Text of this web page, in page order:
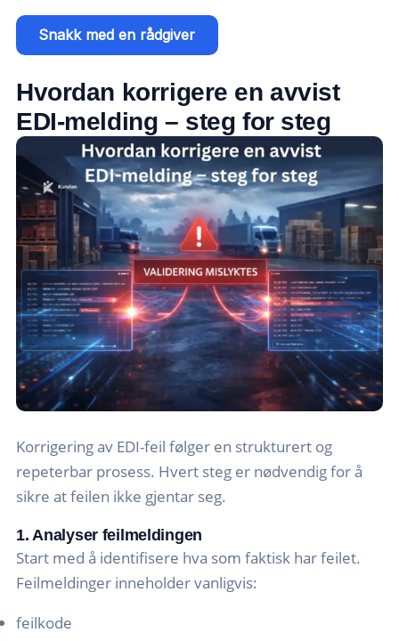
Snakk med en rådgiver
Hvordan korrigere en avvist
EDI-melding – steg for steg
Korrigering av EDI-feil følger en strukturert og
repeterbar prosess. Hvert steg er nødvendig for å
sikre at feilen ikke gjentar seg.
1. Analyser feilmeldingen
Start med å identifisere hva som faktisk har feilet.
Feilmeldinger inneholder vanligvis:
feilkode